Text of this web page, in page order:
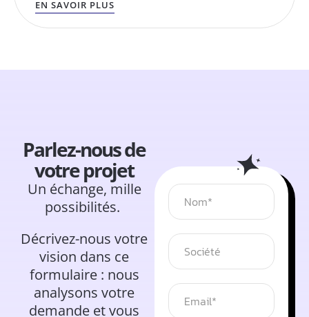
EN SAVOIR PLUS
Parlez-nous de
votre projet
Un échange, mille
possibilités.
Décrivez-nous votre
vision dans ce
formulaire : nous
analysons votre
demande et vous